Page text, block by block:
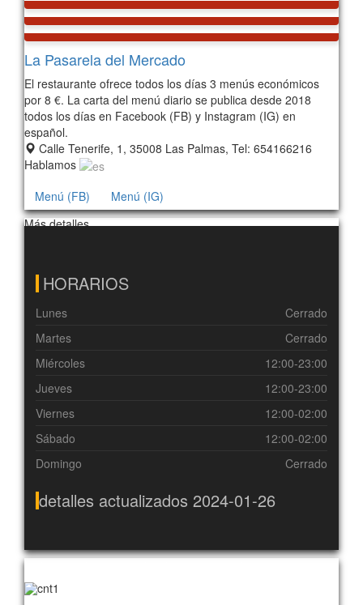
La Pasarela del Mercado
El restaurante ofrece todos los días 3 menús económicos
por 8 €. La carta del menú diario se publica desde 2018
todos los días en Facebook (FB) y Instagram (IG) en
español.
Calle Tenerife, 1, 35008 Las Palmas, Tel: 654166216
Hablamos
Menú (FB)
Menú (IG)
Más detalles…
HORARIOS
Lunes
Cerrado
Martes
Cerrado
Miércoles
12:00-23:00
Jueves
12:00-23:00
Viernes
12:00-02:00
Sábado
12:00-02:00
Domingo
Cerrado
detalles actualizados 2024-01-26